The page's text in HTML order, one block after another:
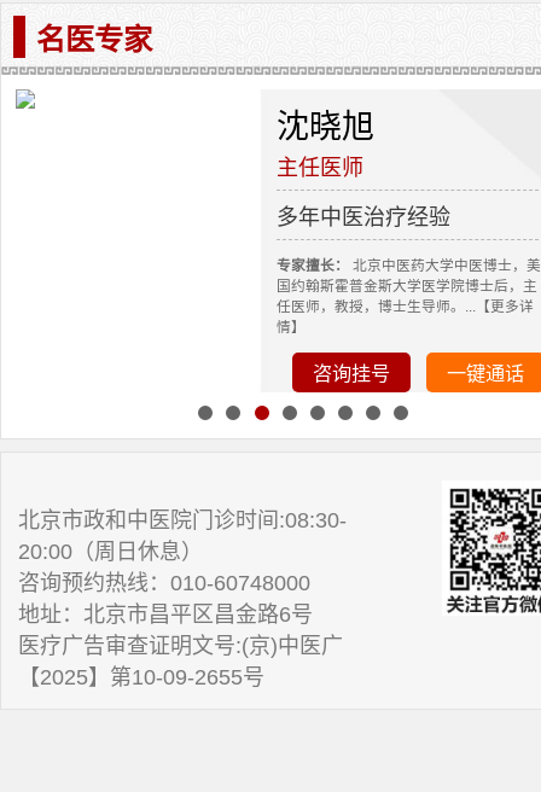
名医专家
沈晓旭
主任医师
多年中医治疗经验
专家擅长：
北京中医药大学中医博士，美
国约翰斯霍普金斯大学医学院博士后，主
任医师，教授，博士生导师。...【更多详
情】
咨询挂号 一键通话
北京市政和中医院门诊时间:08:30-
20:00（周日休息）
咨询预约热线：010-60748000
地址：北京市昌平区昌金路6号
医疗广告审查证明文号:(京)中医广
【2025】第10-09-2655号